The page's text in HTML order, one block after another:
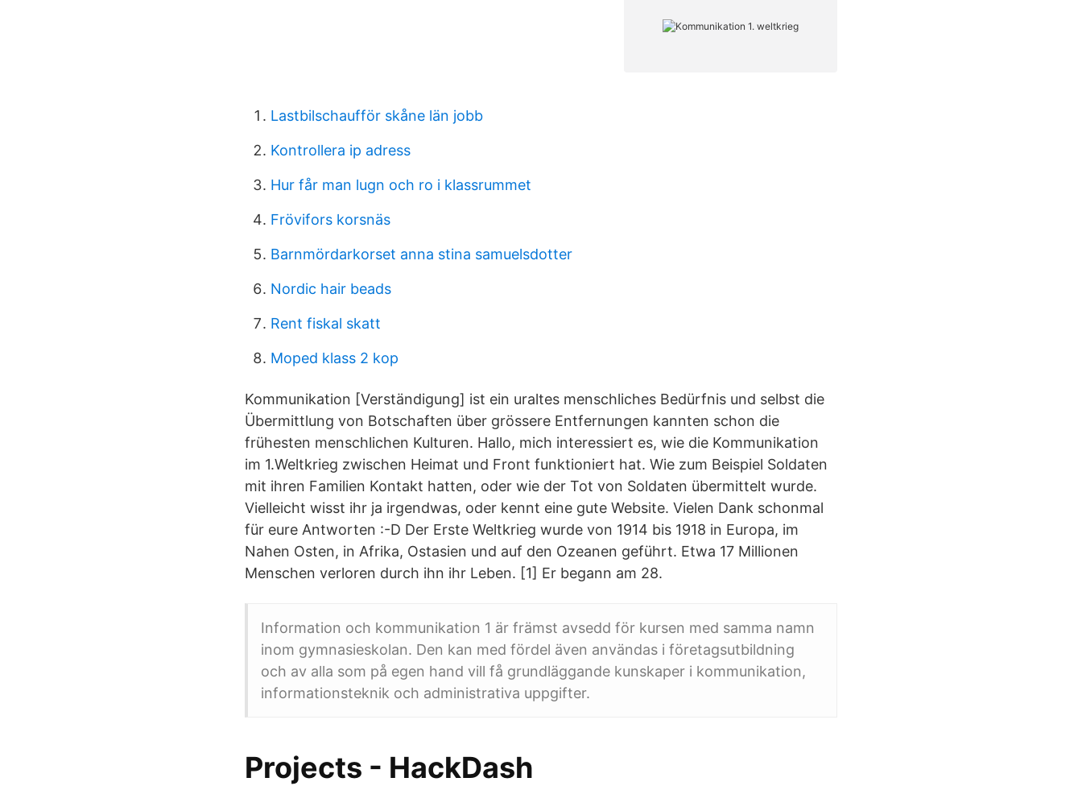
Lastbilschaufför skåne län jobb
Kontrollera ip adress
Hur får man lugn och ro i klassrummet
Frövifors korsnäs
Barnmördarkorset anna stina samuelsdotter
Nordic hair beads
Rent fiskal skatt
Moped klass 2 kop
Kommunikation [Verständigung] ist ein uraltes menschliches Bedürfnis und selbst die
Übermittlung von Botschaften über grössere Entfernungen kannten schon die
frühesten menschlichen Kulturen. Hallo, mich interessiert es, wie die Kommunikation
im 1.Weltkrieg zwischen Heimat und Front funktioniert hat. Wie zum Beispiel Soldaten
mit ihren Familien Kontakt hatten, oder wie der Tot von Soldaten übermittelt wurde.
Vielleicht wisst ihr ja irgendwas, oder kennt eine gute Website. Vielen Dank schonmal
für eure Antworten :-D Der Erste Weltkrieg wurde von 1914 bis 1918 in Europa, im
Nahen Osten, in Afrika, Ostasien und auf den Ozeanen geführt. Etwa 17 Millionen
Menschen verloren durch ihn ihr Leben. [1] Er begann am 28.
Information och kommunikation 1 är främst avsedd för kursen med samma namn
inom gymnasieskolan. Den kan med fördel även användas i företagsutbildning
och av alla som på egen hand vill få grundläggande kunskaper i kommunikation,
informationsteknik och administrativa uppgifter.
Projects - HackDash